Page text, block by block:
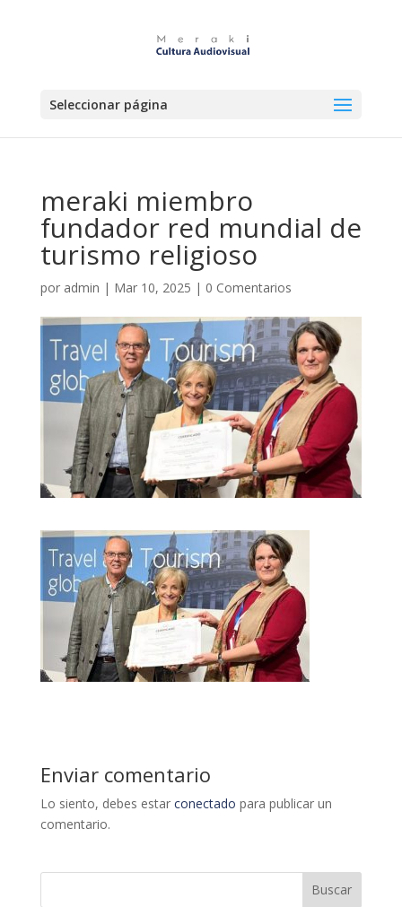
Seleccionar página
meraki miembro
fundador red mundial de
turismo religioso
por admin | Mar 10, 2025 | 0 Comentarios
Enviar comentario
Lo siento, debes estar conectado para publicar un
comentario.